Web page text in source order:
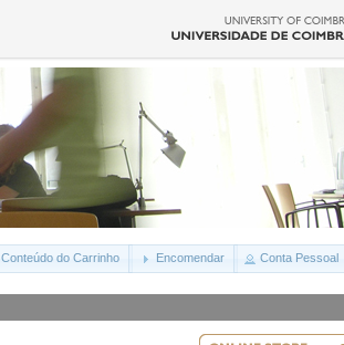
Conteúdo do Carrinho Encomendar Conta Pessoal